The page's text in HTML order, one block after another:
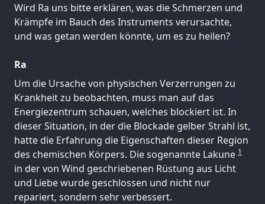
Wird Ra uns bitte erklären, was die Schmerzen und
Krämpfe im Bauch des Instruments verursachte,
und was getan werden könnte, um es zu heilen?
Ra
Um die Ursache von physischen Verzerrungen zu
Krankheit zu beobachten, muss man auf das
Energiezentrum schauen, welches blockiert ist. In
dieser Situation, in der die Blockade gelber Strahl ist,
hatte die Erfahrung die Eigenschaften dieser Region
des chemischen Körpers. Die sogenannte Lakune 1
in der von Wind geschriebenen Rüstung aus Licht
und Liebe wurde geschlossen und nicht nur
repariert, sondern sehr verbessert.